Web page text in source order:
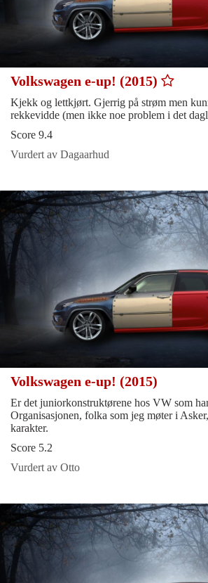
Volkswagen e-up! (2015)
Kjekk og lettkjørt. Gjerrig på strøm men
rekkevidde (men ikke noe problem i det
Score 9.4
Vurdert av Dagaarhud
Volkswagen e-up! (2015)
Er det juniorkonstruktørene hos VW som
Organisasjonen, folka som jeg møter i
karakter.
Score 5.2
Vurdert av Otto